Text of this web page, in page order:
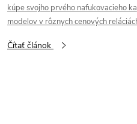
kúpe svojho prvého nafukovacieho
modelov v rôznych cenových
Čítať článok